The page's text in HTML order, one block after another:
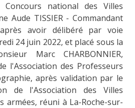
national des Villes
Aude TISSIER - Commandant
avoir délibéré par voie
24 juin 2022, et placé sous la
Marc CHARBONNIER,
l'Association des Professeurs
après validation par le
de l'Association des Villes
armées, réuni à La-Roche-sur-